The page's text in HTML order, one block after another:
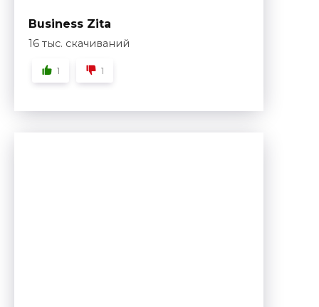
Business Zita
16 тыс. скачиваний
1 1